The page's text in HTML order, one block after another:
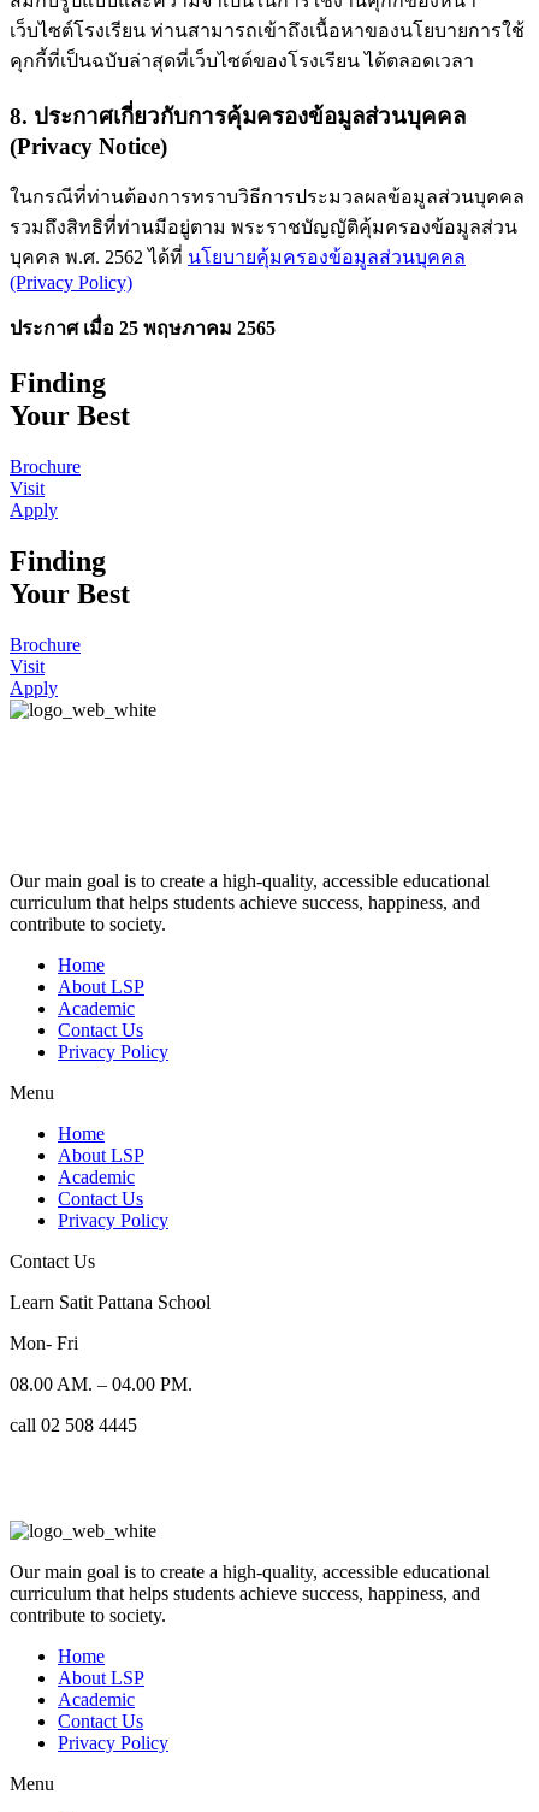
เว็บไซต์โรงเรียน ท่านสามารถเข้าถึงเนื้อหาของนโยบายการใช้
คุกกี้ที่เป็นฉบับล่าสุดที่เว็บไซต์ของโรงเรียน ได้ตลอดเวลา
8. ประกาศเกี่ยวกับการคุ้มครองข้อมูลส่วนบุคคล
(Privacy Notice)
ในกรณีที่ท่านต้องการทราบวิธีการประมวลผลข้อมูลส่วนบุคคล
รวมถึงสิทธิที่ท่านมีอยู่ตาม พระราชบัญญัติคุ้มครองข้อมูลส่วน
บุคคล พ.ศ. 2562ได้ที่ นโยบายคุ้มครองข้อมูลส่วนบุคคล
(Privacy Policy)
ประกาศ เมื่อ 25 พฤษภาคม 2565
Finding
Your Best
Brochure
Visit
Apply
Finding
Your Best
Brochure
Visit
Apply
Our main goal is to create a high-quality, accessible educational
curriculum that helps students achieve success, happiness, and
contribute to society.
Home
About LSP
Academic
Contact Us
Privacy Policy
Menu
Home
About LSP
Academic
Contact Us
Privacy Policy
Contact Us
Learn Satit Pattana School
Mon- Fri
08.00 AM. – 04.00 PM.
call 02 508 4445
Our main goal is to create a high-quality, accessible educational
curriculum that helps students achieve success, happiness, and
contribute to society.
Home
About LSP
Academic
Contact Us
Privacy Policy
Menu